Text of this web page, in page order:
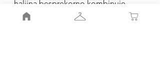
haljina besprekorno kombinuje
udobnost i stil. Savršena za svaku